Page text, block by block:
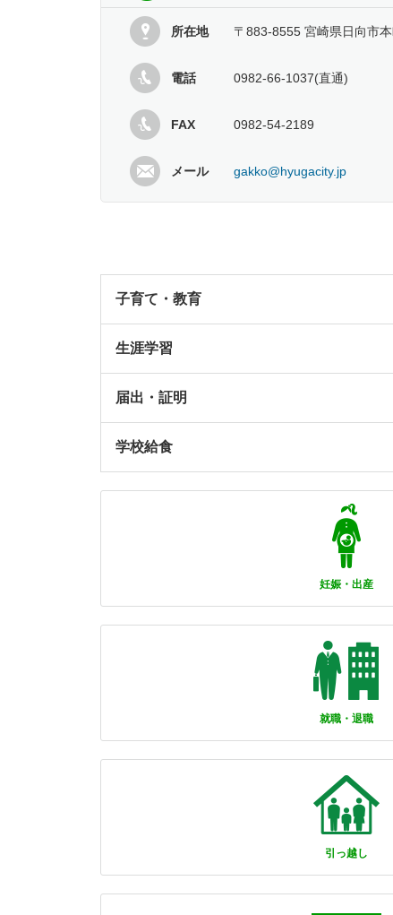
所在地 〒883-8555 宮崎県日向市
電話 0982-66-1037(直通)
FAX 0982-54-2189
メール gakko@hyugacity.jp
子育て・教育
生涯学習
届出・証明
学校給食
妊娠・出産
就職・退職
引っ越し